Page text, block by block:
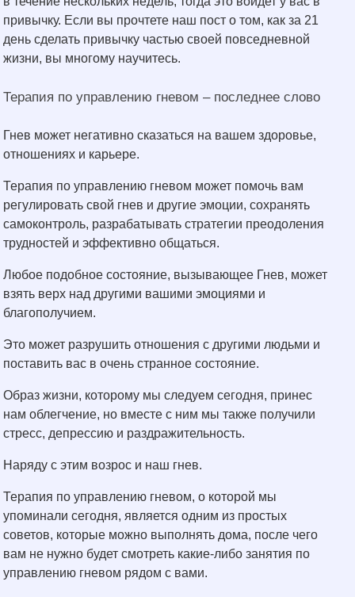
привычку. Если вы прочтете наш пост о том, как за 21
день сделать привычку частью своей повседневной
жизни, вы многому научитесь.
Терапия по управлению гневом – последнее слово
Гнев может негативно сказаться на вашем здоровье,
отношениях и карьере.
Терапия по управлению гневом может помочь вам
регулировать свой гнев и другие эмоции, сохранять
самоконтроль, разрабатывать стратегии преодоления
трудностей и эффективно общаться.
Любое подобное состояние, вызывающее Гнев, может
взять верх над другими вашими эмоциями и
благополучием.
Это может разрушить отношения с другими людьми и
поставить вас в очень странное состояние.
Образ жизни, которому мы следуем сегодня, принес
нам облегчение, но вместе с ним мы также получили
стресс, депрессию и раздражительность.
Наряду с этим возрос и наш гнев.
Терапия по управлению гневом, о которой мы
упоминали сегодня, является одним из простых
советов, которые можно выполнять дома, после чего
вам не нужно будет смотреть какие-либо занятия по
управлению гневом рядом с вами.